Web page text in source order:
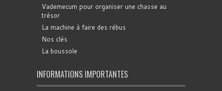
Vademecum pour organiser une chasse au
trésor
La machine à faire des rébus
Nos clés
La boussole
INFORMATIONS IMPORTANTES